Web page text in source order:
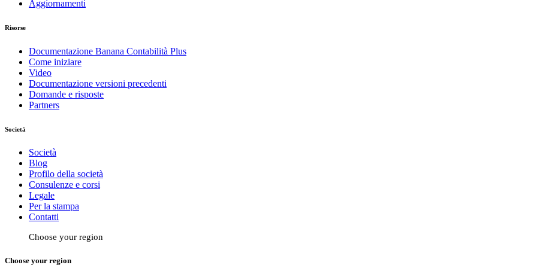
Aggiornamenti
Risorse
Documentazione Banana Contabilità Plus
Come iniziare
Video
Documentazione versioni precedenti
Domande e risposte
Partners
Società
Società
Blog
Profilo della società
Consulenze e corsi
Legale
Per la stampa
Contatti
Choose your region
Choose your region